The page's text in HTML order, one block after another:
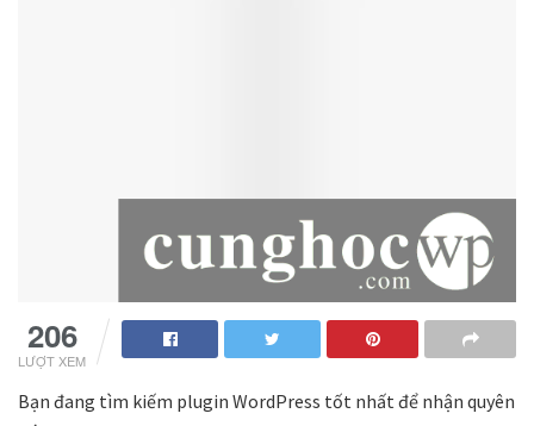
206
LƯỢT XEM
Bạn đang tìm kiếm plugin WordPress tốt nhất để nhận quyên